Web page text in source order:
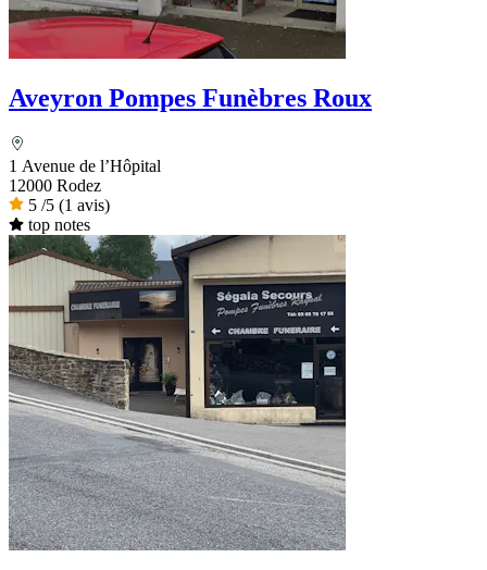
Aveyron Pompes Funèbres Roux
1 Avenue de l’Hôpital
12000 Rodez
5 /5 (1 avis)
top notes